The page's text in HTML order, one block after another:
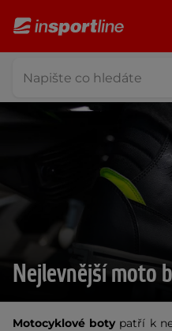
Nejlevnější moto
Motocyklové botypatří k